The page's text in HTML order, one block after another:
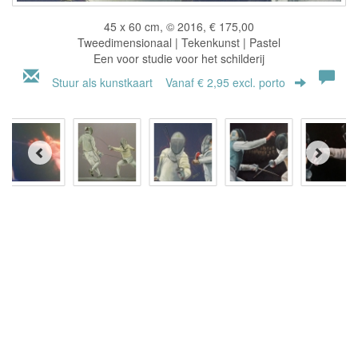
45 x 60 cm, © 2016, € 175,00
Tweedimensionaal | Tekenkunst | Pastel
Een voor studie voor het schilderij
Stuur als kunstkaart Vanaf € 2,95 excl. porto